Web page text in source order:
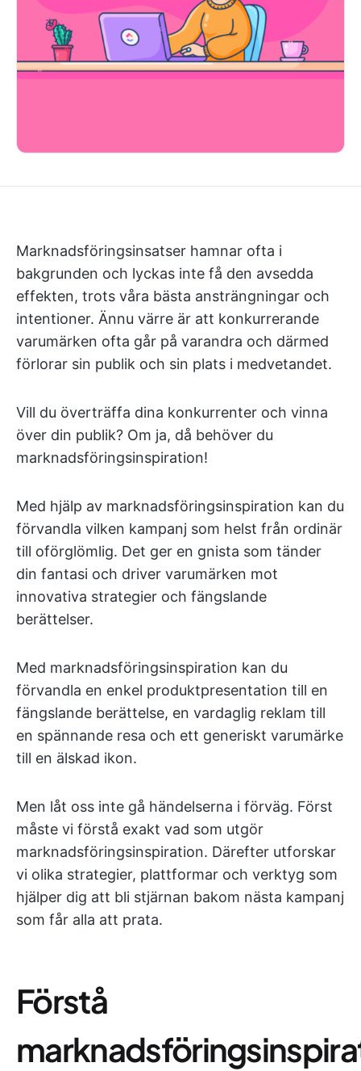
Marknadsföringsinsatser hamnar ofta i
bakgrunden och lyckas inte få den avsedda
effekten, trots våra bästa ansträngningar och
intentioner. Ännu värre är att konkurrerande
varumärken ofta går på varandra och därmed
förlorar sin publik och sin plats i medvetandet.
Vill du överträffa dina konkurrenter och vinna
över din publik? Om ja, då behöver du
marknadsföringsinspiration!
Med hjälp av marknadsföringsinspiration kan du
förvandla vilken kampanj som helst från ordinär
till oförglömlig. Det ger en gnista som tänder
din fantasi och driver varumärken mot
innovativa strategier och fängslande
berättelser.
Med marknadsföringsinspiration kan du
förvandla en enkel produktpresentation till en
fängslande berättelse, en vardaglig reklam till
en spännande resa och ett generiskt varumärke
till en älskad ikon.
Men låt oss inte gå händelserna i förväg. Först
måste vi förstå exakt vad som utgör
marknadsföringsinspiration. Därefter utforskar
vi olika strategier, plattformar och verktyg som
hjälper dig att bli stjärnan bakom nästa kampanj
som får alla att prata.
Förstå